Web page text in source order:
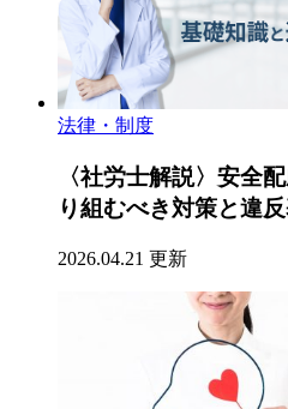
法律・制度
〈社労士解説〉安全
り組むべき対策と違
2026.04.21 更新